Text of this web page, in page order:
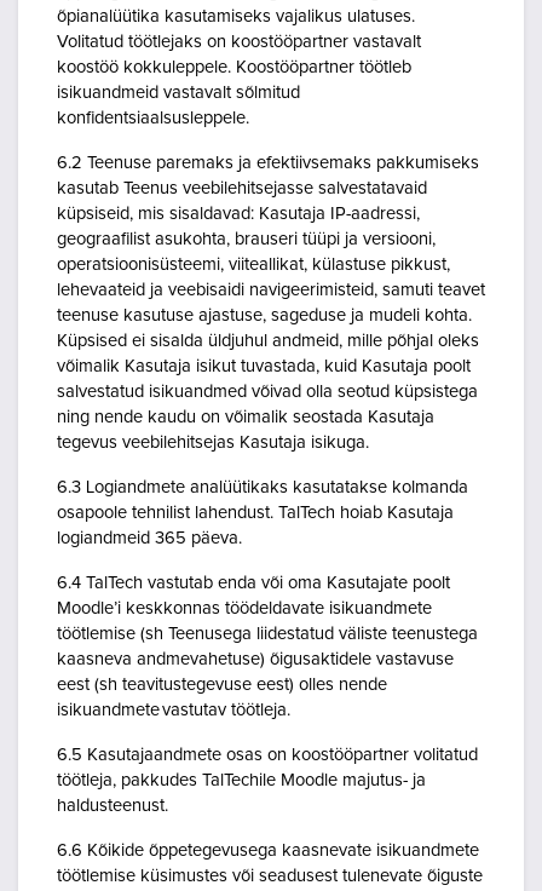
õpianalüütika kasutamiseks vajalikus ulatuses.
Volitatud töötlejaks on koostööpartner vastavalt
koostöö kokkuleppele. Koostööpartner töötleb
isikuandmeid vastavalt sõlmitud
konfidentsiaalsusleppele.
6.2 Teenuse paremaks ja efektiivsemaks pakkumiseks
kasutab Teenus veebilehitsejasse salvestatavaid
küpsiseid, mis sisaldavad: Kasutaja IP-aadressi,
geograafilist asukohta, brauseri tüüpi ja versiooni,
operatsioonisüsteemi, viiteallikat, külastuse pikkust,
lehevaateid ja veebisaidi navigeerimisteid, samuti teavet
teenuse kasutuse ajastuse, sageduse ja mudeli kohta.
Küpsised ei sisalda üldjuhul andmeid, mille põhjal oleks
võimalik Kasutaja isikut tuvastada, kuid Kasutaja poolt
salvestatud isikuandmed võivad olla seotud küpsistega
ning nende kaudu on võimalik seostada Kasutaja
tegevus veebilehitsejas Kasutaja isikuga.
6.3 Logiandmete analüütikaks kasutatakse kolmanda
osapoole tehnilist lahendust. TalTech hoiab Kasutaja
logiandmeid 365 päeva.
6.4 TalTech vastutab enda või oma Kasutajate poolt
Moodle’i keskkonnas töödeldavate isikuandmete
töötlemise (sh Teenusega liidestatud väliste teenustega
kaasneva andmevahetuse) õigusaktidele vastavuse
eest (sh teavitustegevuse eest) olles nende
isikuandmete vastutav töötleja.
6.5 Kasutajaandmete osas on koostööpartner volitatud
töötleja, pakkudes TalTechile Moodle majutus- ja
haldusteenust.
6.6 Kõikide õppetegevusega kaasnevate isikuandmete
töötlemise küsimustes või seadusest tulenevate õiguste